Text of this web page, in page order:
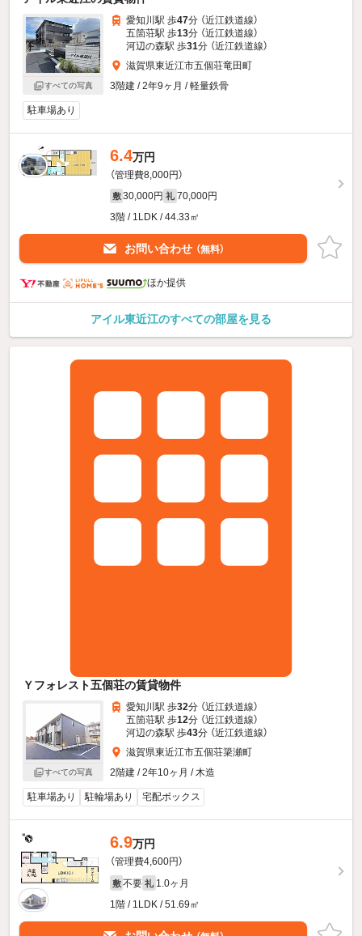
すべての写真
愛知川駅 歩47分 （近江鉄道線）
五箇荘駅 歩13分 （近江鉄道線）
河辺の森駅 歩31分 （近江鉄道線）
滋賀県東近江市五個荘竜田町
3階建 / 2年9ヶ月 / 軽量鉄骨
駐車場あり
6.4万円
（管理費8,000円）
敷 30,000円 礼 70,000円
3階 / 1LDK / 44.33㎡
お問い合わせ （無料）
ほか提供
アイル東近江のすべての部屋を見る
Ｙフォレスト五個荘の賃貸物件
すべての写真
愛知川駅 歩32分 （近江鉄道線）
五箇荘駅 歩12分 （近江鉄道線）
河辺の森駅 歩43分 （近江鉄道線）
滋賀県東近江市五個荘簗瀬町
2階建 / 2年10ヶ月 / 木造
駐車場あり 駐輪場あり 宅配ボックス
6.9万円
（管理費4,600円）
敷 不要 礼 1.0ヶ月
1階 / 1LDK / 51.69㎡